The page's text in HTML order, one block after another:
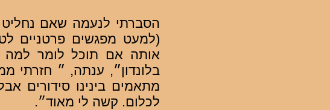
הסברתי לנעמה שאם נחליט
(למעט מפגשים פרטניים
אותה אם תוכל לומר למה
בלונדון״, ענתה, ״ חזרתי
מתאמים בינינו סידורים
לכלום. קשה לי מאוד״.